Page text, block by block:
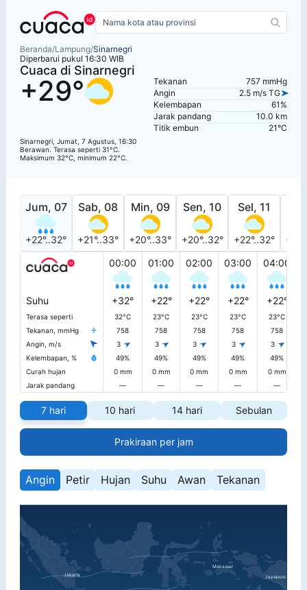
Beranda/Lampung/Sinarnegri
Diperbarui pukul 16:30 WIB
Cuaca di Sinarnegri
+29°
Sinarnegri, Jumat, 7 Agustus, 16:30
Berawan. Terasa seperti 31°C.
Maksimum 32°C, minimum 22°C.
Tekanan
757 mmHg
Angin
2.5 m/s TG
Kelembapan
61%
Jarak pandang
10.0 km
Titik embun
21°C
Jum, 07
+22°..32°
Sab, 08
+21°..33°
Min, 09
+20°..33°
Sen, 10
+20°..32°
Sel, 11
+22°..32°
00:00
01:00 02:00 03:00 04:00
Suhu +32° +22° +22° +22° +22°
Terasa seperti 32°C 23°C 23°C 23°C
23°C
Tekanan, mmHg
758 758 758 758
758
Angin, m/s
3 3 3 3
3
Kelembapan, %
49% 49% 49% 49%
49%
Curah hujan
0 mm 0 mm 0 mm 0 mm 0 mm
Jarak pandang
— — — — —
7 hari 10 hari 14 hari Sebulan
Prakiraan per jam
Angin Petir Hujan Suhu Awan Tekanan